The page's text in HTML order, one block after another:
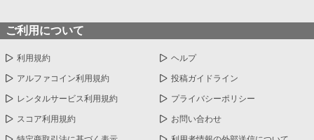
ご利用について
利用規約 ヘルプ
アルファコイン利用規約 投稿ガイドライン
レンタルサービス利用規約 プライバシーポリシー
スコア利用規約 お問い合わせ